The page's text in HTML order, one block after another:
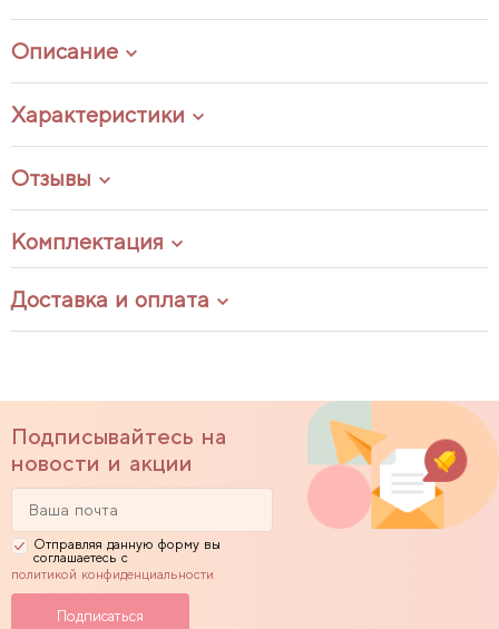
Описание
Характеристики
Отзывы
Комплектация
Доставка и оплата
Подписывайтесь на
новости и акции
Отправляя данную форму вы
соглашаетесь с
политикой конфиденциальности